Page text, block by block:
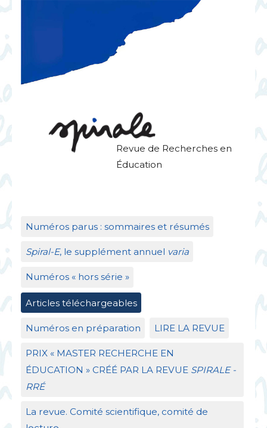
Revue de Recherches en
Éducation
Numéros parus : sommaires et résumés
Spiral-E, le supplément annuel varia
Numéros « hors série »
Articles téléchargeables
Numéros en préparation LIRE LA REVUE
PRIX« MASTER RECHERCHE EN
ÉDUCATION » CRÉÉ PAR LA REVUE SPIRALE-
RRÉ
La revue. Comité scientifique, comité de